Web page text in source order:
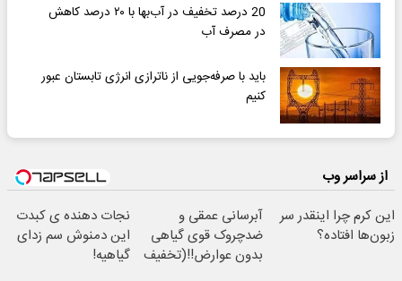
20 درصد تخفیف در آب‌بها با ۲۰ درصد کاهش
در مصرف آب
باید با صرفه‌جویی از ناترازی انرژی تابستان عبور
کنیم
از سراسر وب
این کرم چرا اینقدر سر
زبون‌ها افتاده؟
آبرسانی عمقی و
ضدچروک قوی گیاهی
بدون عوارض!!(تخفیف
نجات دهنده ی کبدت
این دمنوش سم زدای
گیاهیه!